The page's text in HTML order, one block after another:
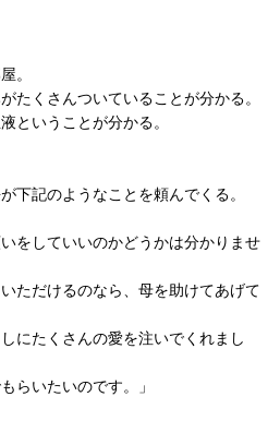
。
たくさんついていることが分かる。
ということが分かる。
下記のようなことを頼んでくる。
をしていいのかどうかは分かりませ
ただけるのなら、母を助けてあげて
にたくさんの愛を注いでくれまし
らいたいのです。」